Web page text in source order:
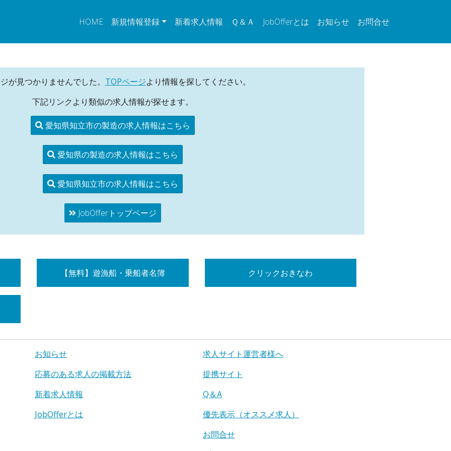
HOME 新規情報登録 新着求人情報 Ｑ＆Ａ JobOfferとは お知らせ お問合せ
が見つかりませんでした。 TOPページより情報を探してください。
下記リンクより類似の求人情報が探せます。
愛知県知立市の製造の求人情報はこちら
愛知県の製造の求人情報はこちら
愛知県知立市の求人情報はこちら
JobOfferトップページ
【無料】遊漁船・乗船者名簿 クリックおきなわ
お知らせ
応募のある求人の掲載方法
新着求人情報
JobOfferとは
求人サイト運営者様へ
提携サイト
Q＆A
優先表示（オススメ求人）
お問合せ